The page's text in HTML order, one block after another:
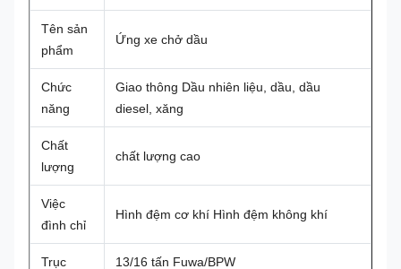
Tên sản
phẩm
Ứng xe chở dầu
Chức
năng
Giao thông Dầu nhiên liệu, dầu, dầu
diesel, xăng
Chất
lượng
chất lượng cao
Việc
đình chỉ
Hình đệm cơ khí Hình đệm không khí
Trục 13/16 tấn Fuwa/BPW